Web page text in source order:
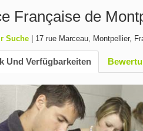
Française de
Suche 17 rue Marceau, Montpellier,
Und Verfügbarkeiten